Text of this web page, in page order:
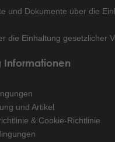
und Dokumente über die
die Einhaltung gesetzlicher
Informationen
und Artikel
& Cookie-Richtlinie